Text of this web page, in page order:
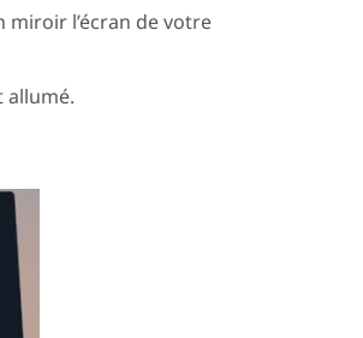
l’écran de votre
allumé.